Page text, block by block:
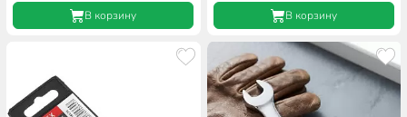
В корзину В корзину